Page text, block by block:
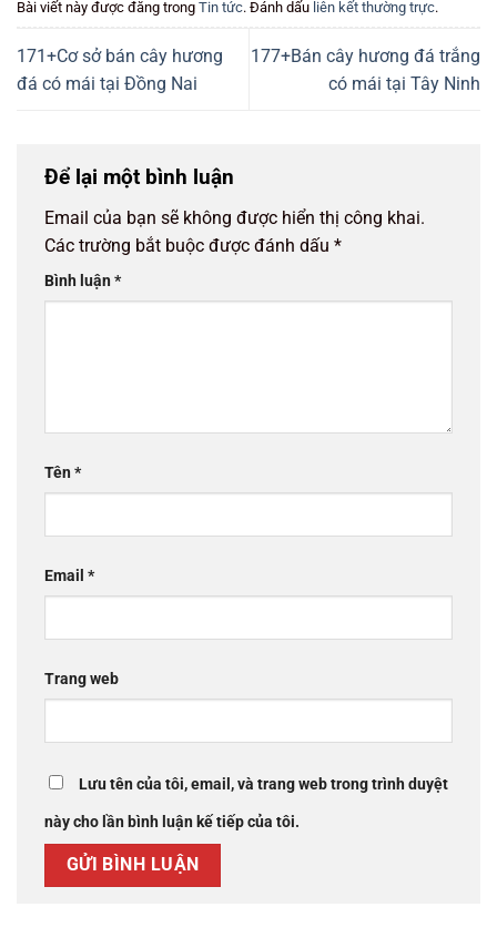
Bài viết này được đăng trong Tin tức. Đánh dấu liên kết thường trực.
171+Cơ sở bán cây hương
đá có mái tại Đồng Nai
177+Bán cây hương đá trắng
có mái tại Tây Ninh
Để lại một bình luận
Email của bạn sẽ không được hiển thị công khai.
Các trường bắt buộc được đánh dấu *
Bình luận*
Tên*
Email *
Trang web
Lưu tên của tôi, email, và trang web trong trình duyệt
này cho lần bình luận kế tiếp của tôi.